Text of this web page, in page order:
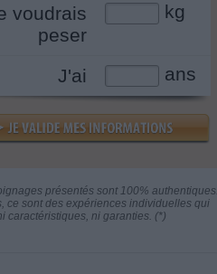
voudrais
peser
kg
J'ai ans
présentés sont 100% authentiques.
ce sont des expériences individuelles qui
caractéristiques, ni garanties. (*)